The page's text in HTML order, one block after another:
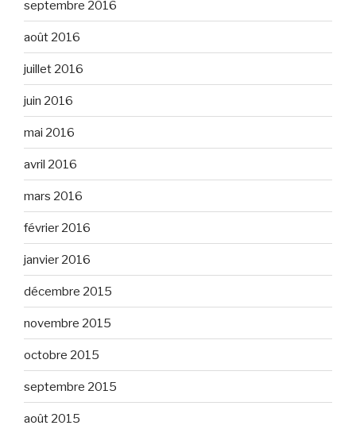
septembre 2016
août 2016
juillet 2016
juin 2016
mai 2016
avril 2016
mars 2016
février 2016
janvier 2016
décembre 2015
novembre 2015
octobre 2015
septembre 2015
août 2015